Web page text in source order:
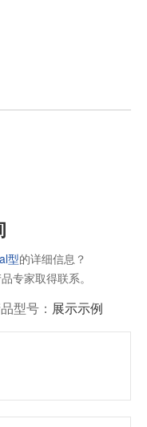
型的详细信息？
专家取得联系。
型号： 展示示例